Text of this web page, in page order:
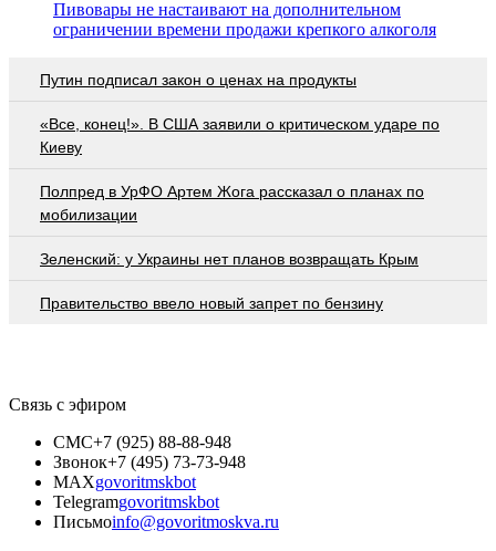
Пивовары не настаивают на дополнительном
ограничении времени продажи крепкого алкоголя
Путин подписал закон о ценах на продукты
«Все, конец!». В США заявили о критическом ударе по
Киеву
Полпред в УрФО Артем Жога рассказал о планах по
мобилизации
Зеленский: у Украины нет планов возвращать Крым
Правительство ввело новый запрет по бензину
Связь с эфиром
СМС+7 (925) 88-88-948
Звонок+7 (495) 73-73-948
MAXgovoritmskbot
Telegramgovoritmskbot
Письмоinfo@govoritmoskva.ru